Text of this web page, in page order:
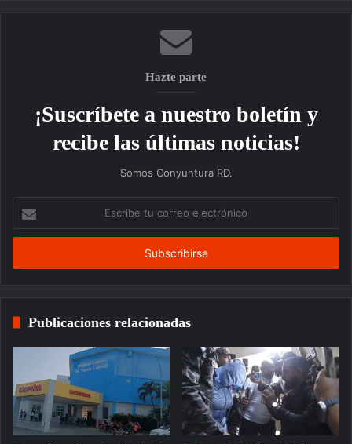
Hazte parte
¡Suscríbete a nuestro boletín y
recibe las últimas noticias!
Somos Conyuntura RD.
correo
Publicaciones relacionadas